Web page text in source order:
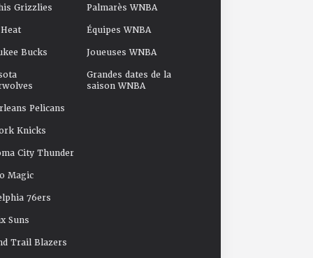
Grizzlies
Bucks
Pelicans
Knicks
City Thunder
Magic
76ers
Suns
Trail Blazers
Palmarès WNBA
Équipes WNBA
Joueuses WNBA
Grandes dates de la
saison WNBA